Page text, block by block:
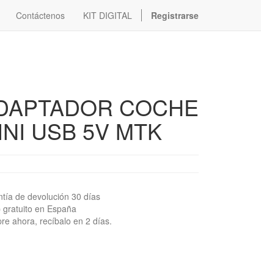
Contáctenos KIT DIGITAL Registrarse
COCHE
USB 5V MTK
de devolución 30 días
gratuito en España
ahora, recíbalo en 2 días.